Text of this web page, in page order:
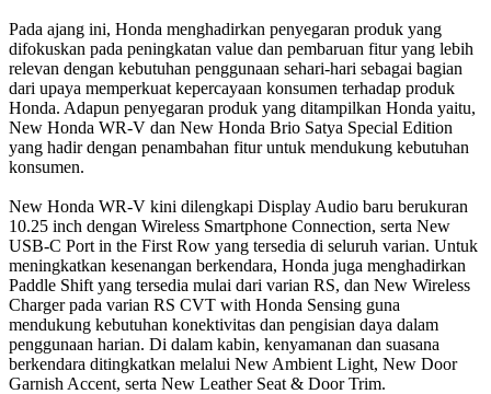
Pada ajang ini, Honda menghadirkan penyegaran produk yang
difokuskan pada peningkatan value dan pembaruan fitur yang lebih
relevan dengan kebutuhan penggunaan sehari-hari sebagai bagian
dari upaya memperkuat kepercayaan konsumen terhadap produk
Honda. Adapun penyegaran produk yang ditampilkan Honda yaitu,
New Honda WR-V dan New Honda Brio Satya Special Edition
yang hadir dengan penambahan fitur untuk mendukung kebutuhan
konsumen.
New Honda WR-V kini dilengkapi Display Audio baru berukuran
10.25 inch dengan Wireless Smartphone Connection, serta New
USB-C Port in the First Row yang tersedia di seluruh varian. Untuk
meningkatkan kesenangan berkendara, Honda juga menghadirkan
Paddle Shift yang tersedia mulai dari varian RS, dan New Wireless
Charger pada varian RS CVT with Honda Sensing guna
mendukung kebutuhan konektivitas dan pengisian daya dalam
penggunaan harian. Di dalam kabin, kenyamanan dan suasana
berkendara ditingkatkan melalui New Ambient Light, New Door
Garnish Accent, serta New Leather Seat & Door Trim.